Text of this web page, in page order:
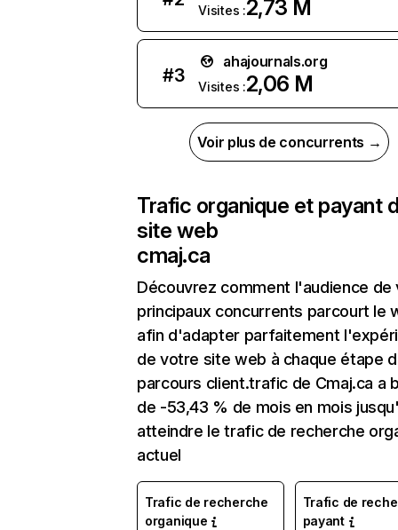
Visites :2,73 M
#3
ahajournals.org
Visites :2,06 M
Voir plus de concurrents →
Trafic organique et payant
site web
cmaj.ca
Découvrez comment l'audience de
principaux concurrents parcourt le
afin d'adapter parfaitement
de votre site web à chaque étape
parcours client.trafic de Cmaj.ca a
de -53,43 % de mois en mois
atteindre le trafic de recherche
actuel
Trafic de recherche
organique
Trafic de
payant